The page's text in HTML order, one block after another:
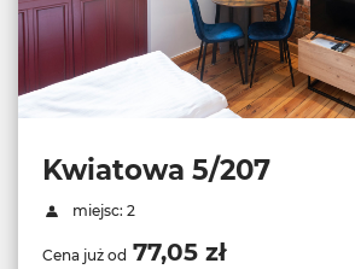
Kwiatowa 5/207
miejsc: 2
Cena już od 77,05 zł